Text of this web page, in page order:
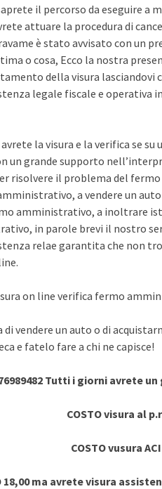
il percorso da eseguire a
attuare la procedura di
è stato avvisato con un
o cosa, Ecco la nostra
della visura lasciandovi
legale fiscale e
la visura e la verifica se
un grande supporto
risolvere il problema del
a vendere un
amministrativo, a inoltrare
in parole brevi il nostro
relae garantita che non
on line verifica fermo
di vendere un auto o di
e fatelo fare a chi ne capisce!
Tutti i giorni avrete
COSTO visura al
COSTO vusura
18,00 ma avrete visura